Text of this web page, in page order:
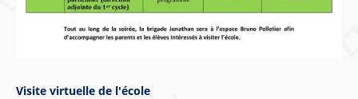
Visite virtuelle de l'école